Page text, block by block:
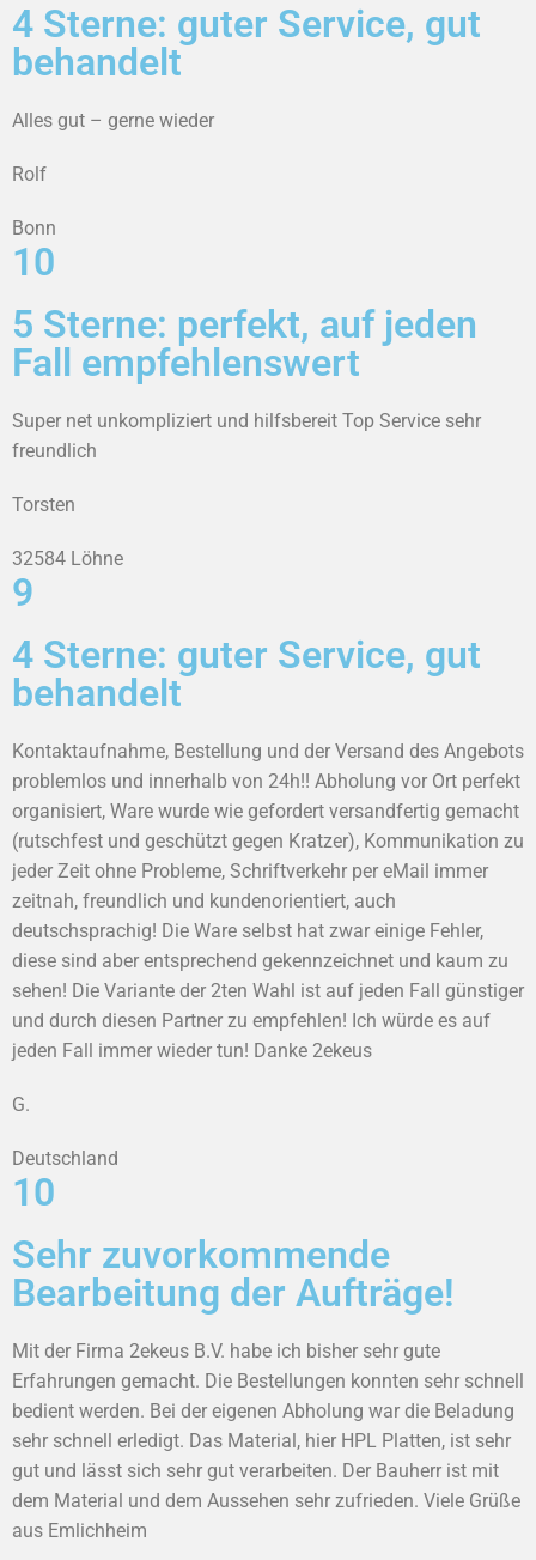
4 Sterne: guter Service, gut
behandelt
Alles gut – gerne wieder
Rolf
Bonn
10
5 Sterne: perfekt, auf jeden
Fall empfehlenswert
Super net unkompliziert und hilfsbereit Top Service sehr
freundlich
Torsten
32584 Löhne
9
4 Sterne: guter Service, gut
behandelt
Kontaktaufnahme, Bestellung und der Versand des Angebots
problemlos und innerhalb von 24h!! Abholung vor Ort perfekt
organisiert, Ware wurde wie gefordert versandfertig gemacht
(rutschfest und geschützt gegen Kratzer), Kommunikation zu
jeder Zeit ohne Probleme, Schriftverkehr per eMail immer
zeitnah, freundlich und kundenorientiert, auch
deutschsprachig! Die Ware selbst hat zwar einige Fehler,
diese sind aber entsprechend gekennzeichnet und kaum zu
sehen! Die Variante der 2ten Wahl ist auf jeden Fall günstiger
und durch diesen Partner zu empfehlen! Ich würde es auf
jeden Fall immer wieder tun! Danke 2ekeus
G.
Deutschland
10
Sehr zuvorkommende
Bearbeitung der Aufträge!
Mit der Firma 2ekeus B.V. habe ich bisher sehr gute
Erfahrungen gemacht. Die Bestellungen konnten sehr schnell
bedient werden. Bei der eigenen Abholung war die Beladung
sehr schnell erledigt. Das Material, hier HPL Platten, ist sehr
gut und lässt sich sehr gut verarbeiten. Der Bauherr ist mit
dem Material und dem Aussehen sehr zufrieden. Viele Grüße
aus Emlichheim